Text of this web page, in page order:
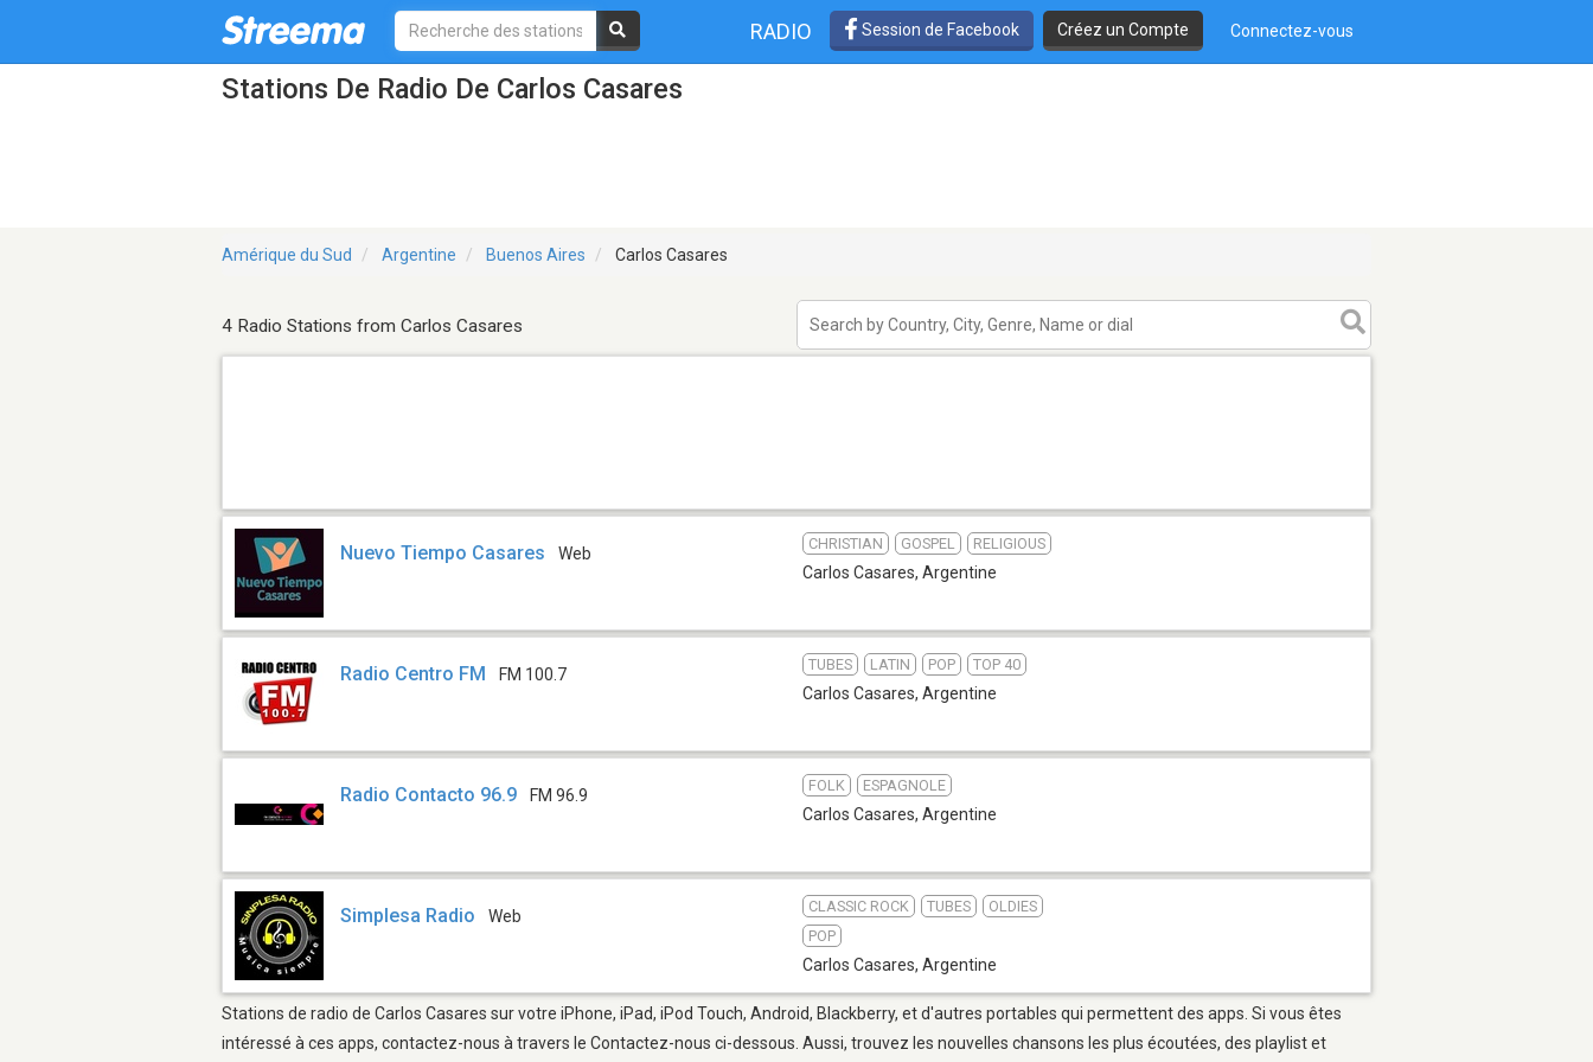
RADIO Session de Facebook Créez un Compte Connectez-vous
Stations De Radio De Carlos Casares
Amérique du Sud Argentine Buenos Aires Carlos Casares
4 Radio Stations from Carlos Casares
Nuevo Tiempo Casares Web
CHRISTIAN GOSPEL RELIGIOUS
Carlos Casares, Argentine
Radio Centro FM FM 100.7
TUBES LATIN POP TOP 40
Carlos Casares, Argentine
Radio Contacto 96.9 FM 96.9
FOLK ESPAGNOLE
Carlos Casares, Argentine
Simplesa Radio Web
CLASSIC ROCK TUBES
OLDIES
POP
Carlos Casares, Argentine
Stations de radio de Carlos Casares sur votre iPhone, iPad, iPod Touch, Android, Blackberry, et d'autres portables qui permettent des apps. Si vous êtes
intéressé à ces apps, contactez-nous à travers le Contactez-nous ci-dessous. Aussi, trouvez les nouvelles chansons les plus écoutées, des playlist et